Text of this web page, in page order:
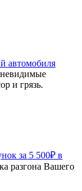
автомобиля
невидимые
и грязь.
за 5 500₽ в
разгона Вашего